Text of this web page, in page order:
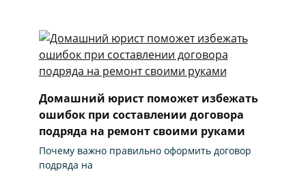
Домашний юрист поможет избежать
ошибок при составлении договора
подряда на ремонт своими руками
Почему важно правильно оформить договор
подряда на